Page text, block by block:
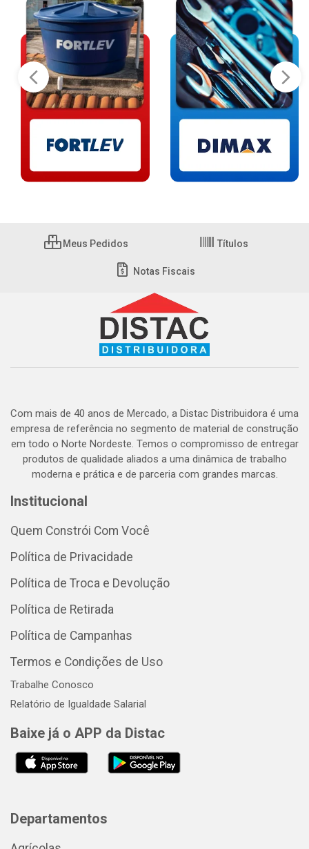
Meus Pedidos Títulos
Notas Fiscais
Com mais de 40 anos de Mercado, a Distac Distribuidora é uma
empresa de referência no segmento de material de construção
em todo o Norte Nordeste. Temos o compromisso de entregar
produtos de qualidade aliados a uma dinâmica de trabalho
moderna e prática e de parceria com grandes marcas.
Institucional
Quem Constrói Com Você
Política de Privacidade
Política de Troca e Devolução
Política de Retirada
Política de Campanhas
Termos e Condições de Uso
Trabalhe Conosco
Relatório de Igualdade Salarial
Baixe já o APP da Distac
Departamentos